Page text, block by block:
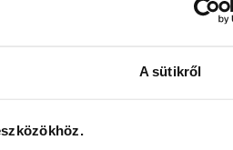
A sütikről